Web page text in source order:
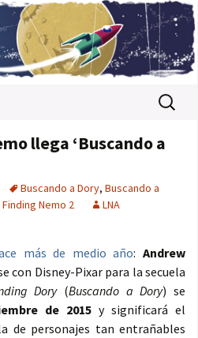
Buscar:
llega ‘Buscando a
Buscando a Dory, Buscando a
Finding Nemo 2 LNA
más de medio año:Andrew
con Disney-Pixar para la secuela
Dory(Buscando a Dory) se
de 2015 y significará el
de personajes tan entrañables